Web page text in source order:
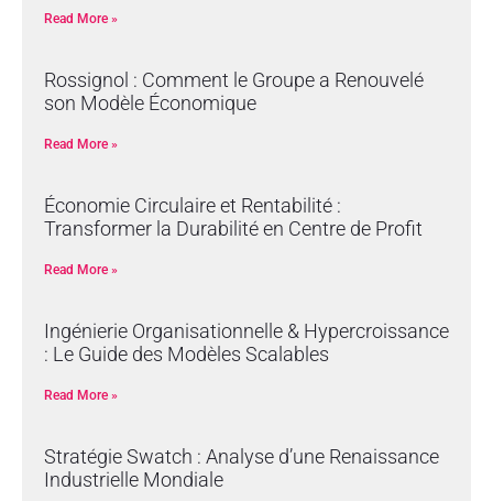
Read More »
Rossignol : Comment le Groupe a Renouvelé
son Modèle Économique
Read More »
Économie Circulaire et Rentabilité :
Transformer la Durabilité en Centre de Profit
Read More »
Ingénierie Organisationnelle & Hypercroissance
: Le Guide des Modèles Scalables
Read More »
Stratégie Swatch : Analyse d’une Renaissance
Industrielle Mondiale